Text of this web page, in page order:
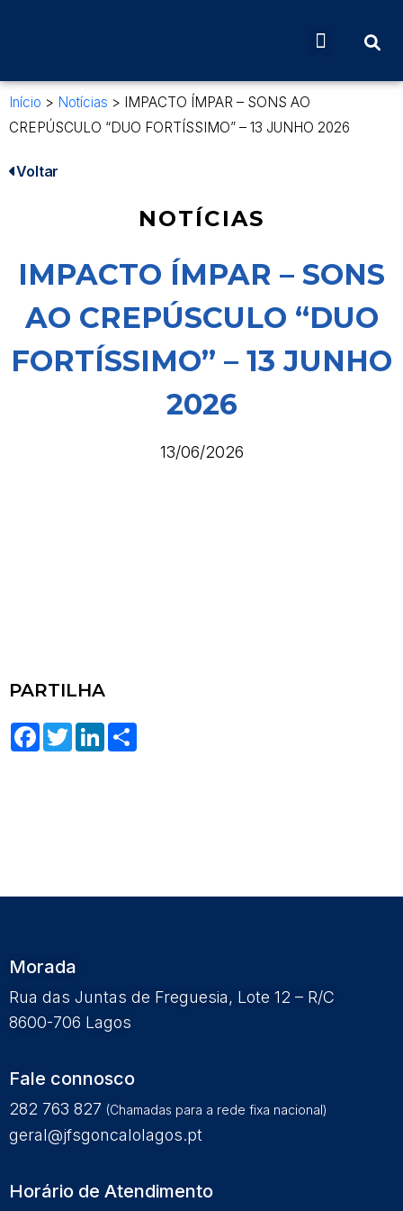
Início > Notícias > IMPACTO ÍMPAR – SONS AO
CREPÚSCULO “DUO FORTÍSSIMO” – 13 JUNHO 2026
Voltar
NOTÍCIAS
IMPACTO ÍMPAR – SONS
AO CREPÚSCULO “DUO
FORTÍSSIMO” – 13 JUNHO
2026
13/06/2026
PARTILHA
Facebook
TwitterLinkedIn
Morada
Rua das Juntas de Freguesia, Lote 12 – R/C
8600-706 Lagos
Fale connosco
282 763 827 (Chamadas para a rede fixa nacional)
geral@jfsgoncalolagos.pt
Horário de Atendimento